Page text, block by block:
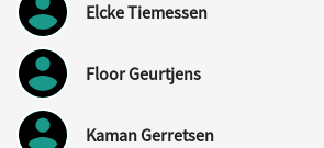
Elcke Tiemessen
Floor Geurtjens
Kaman Gerretsen